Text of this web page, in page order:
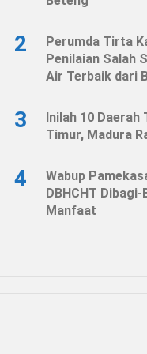
2
Perumda Tirta
Penilaian Salah
Air Terbaik dari
3
Inilah 10
Timur, Madura
4
Wabup
DBHCHT
Manfaat